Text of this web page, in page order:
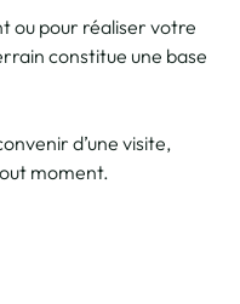
ou pour réaliser votre
constitue une base
d’une visite,
moment.